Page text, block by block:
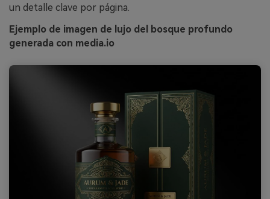
un detalle clave por página.
Ejemplo de imagen de lujo del bosque profundo
generada con media.io